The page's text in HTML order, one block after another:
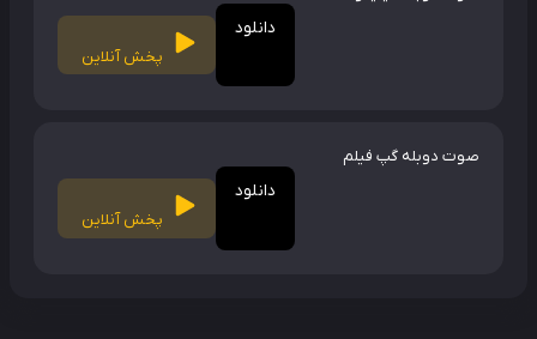
دانلود
پخش آنلاین
صوت دوبله گپ فیلم
دانلود
پخش آنلاین